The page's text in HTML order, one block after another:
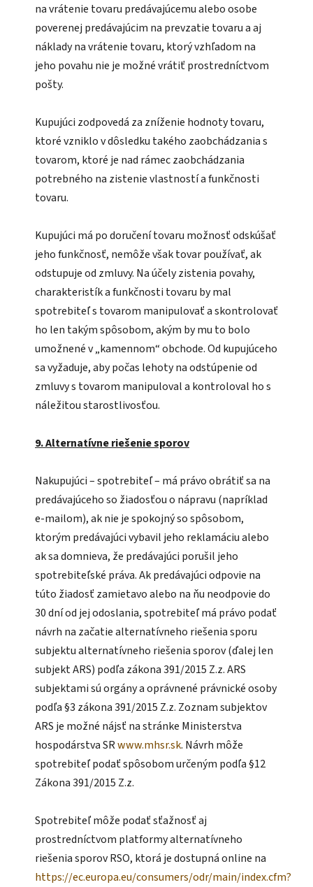
na vrátenie tovaru predávajúcemu alebo osobe
poverenej predávajúcim na prevzatie tovaru a aj
náklady na vrátenie tovaru, ktorý vzhľadom na
jeho povahu nie je možné vrátiť prostredníctvom
pošty.
Kupujúci zodpovedá za zníženie hodnoty tovaru,
ktoré vzniklo v dôsledku takého zaobchádzania s
tovarom, ktoré je nad rámec zaobchádzania
potrebného na zistenie vlastností a funkčnosti
tovaru.
Kupujúci má po doručení tovaru možnosť odskúšať
jeho funkčnosť, nemôže však tovar používať, ak
odstupuje od zmluvy. Na účely zistenia povahy,
charakteristík a funkčnosti tovaru by mal
spotrebiteľ s tovarom manipulovať a skontrolovať
ho len takým spôsobom, akým by mu to bolo
umožnené v „kamennom“ obchode. Od kupujúceho
sa vyžaduje, aby počas lehoty na odstúpenie od
zmluvy s tovarom manipuloval a kontroloval ho s
náležitou starostlivosťou.
9. Alternatívne riešenie sporov
Nakupujúci – spotrebiteľ – má právo obrátiť sa na
predávajúceho so žiadosťou o nápravu (napríklad
e-mailom), ak nie je spokojný so spôsobom,
ktorým predávajúci vybavil jeho reklamáciu alebo
ak sa domnieva, že predávajúci porušil jeho
spotrebiteľské práva. Ak predávajúci odpovie na
túto žiadosť zamietavo alebo na ňu neodpovie do
30 dní od jej odoslania, spotrebiteľ má právo podať
návrh na začatie alternatívneho riešenia sporu
subjektu alternatívneho riešenia sporov (ďalej len
subjekt ARS) podľa zákona 391/2015 Z.z. ARS
subjektami sú orgány a oprávnené právnické osoby
podľa §3 zákona 391/2015 Z.z. Zoznam subjektov
ARS je možné nájsť na stránke Ministerstva
hospodárstva SRwww.mhsr.sk. Návrh môže
spotrebiteľ podať spôsobom určeným podľa §12
Zákona 391/2015 Z.z.
Spotrebiteľ môže podať sťažnosť aj
prostredníctvom platformy alternatívneho
riešenia sporov RSO, ktorá je dostupná online na
https://ec.europa.eu/consumers/odr/main/index.cfm?